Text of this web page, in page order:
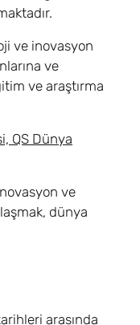
ve inovasyon
ve
ve araştırma
QS Dünya
ve
dünya
arasında